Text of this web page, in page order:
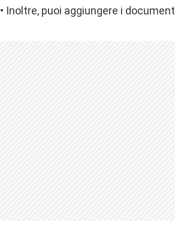
• Inoltre, puoi aggiungere i